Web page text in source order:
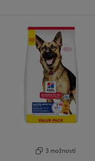
3 možností